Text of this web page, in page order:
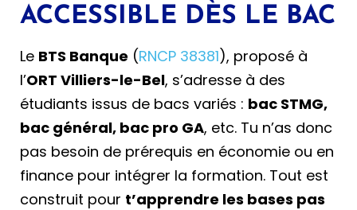
ACCESSIBLE DÈS LE BAC
Le BTS Banque (RNCP 38381), proposé à
l’ORT Villiers-le-Bel, s’adresse à des
étudiants issus de bacs variés : bac STMG,
bac général, bac pro GA, etc. Tu n’as donc
pas besoin de prérequis en économie ou en
finance pour intégrer la formation. Tout est
construit pour t’apprendre les bases pas